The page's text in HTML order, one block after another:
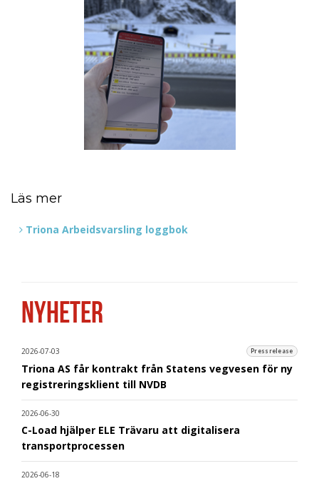
Läs mer
Triona Arbeidsvarsling loggbok
NYHETER
2026-07-03 Pressrelease
Triona AS får kontrakt från Statens vegvesen för ny
registreringsklient till NVDB
2026-06-30
C-Load hjälper ELE Trävaru att digitalisera
transportprocessen
2026-06-18